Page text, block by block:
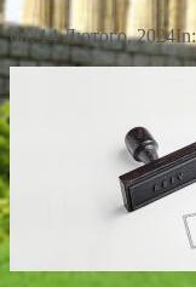
on:14 Лютого, 2024In: